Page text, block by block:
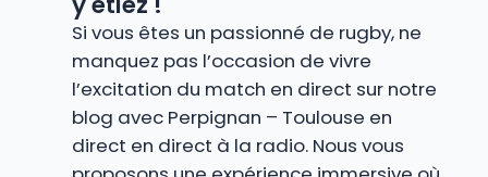
Si vous êtes un passionné de rugby, ne
manquez pas l’occasion de vivre
l’excitation du match en direct sur notre
blog avec Perpignan – Toulouse en
direct en direct à la radio. Nous vous